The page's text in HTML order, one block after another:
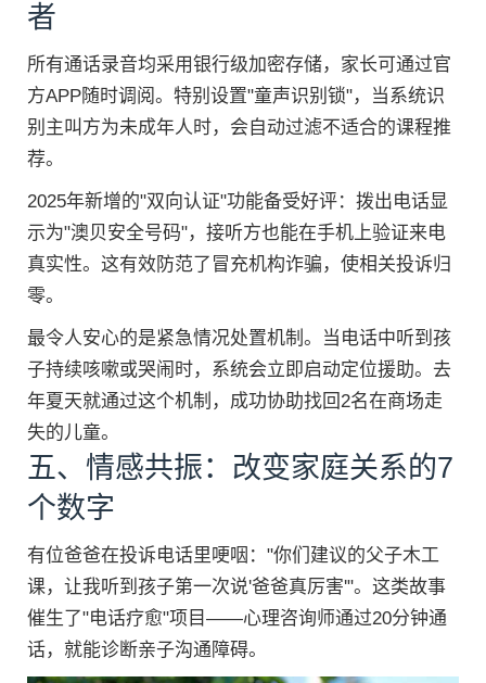
者
所有通话录音均采用银行级加密存储，家长可通过官
方APP随时调阅。特别设置"童声识别锁"，当系统识
别主叫方为未成年人时，会自动过滤不适合的课程推
荐。
2025年新增的"双向认证"功能备受好评：拨出电话显
示为"澳贝安全号码"，接听方也能在手机上验证来电
真实性。这有效防范了冒充机构诈骗，使相关投诉归
零。
最令人安心的是紧急情况处置机制。当电话中听到孩
子持续咳嗽或哭闹时，系统会立即启动定位援助。去
年夏天就通过这个机制，成功协助找回2名在商场走
失的儿童。
五、情感共振：改变家庭关系的7
个数字
有位爸爸在投诉电话里哽咽："你们建议的父子木工
课，让我听到孩子第一次说'爸爸真厉害'"。这类故事
催生了"电话疗愈"项目——心理咨询师通过20分钟通
话，就能诊断亲子沟通障碍。